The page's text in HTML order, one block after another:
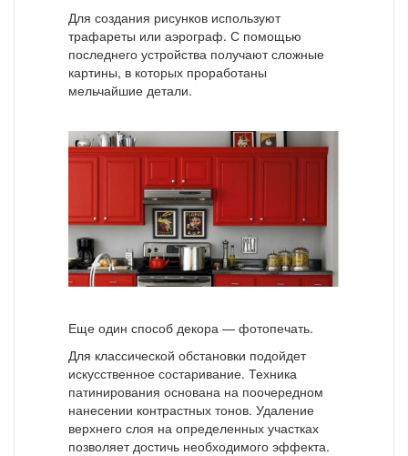
Для создания рисунков используют
трафареты или аэрограф. С помощью
последнего устройства получают сложные
картины, в которых проработаны
мельчайшие детали.
Еще один способ декора — фотопечать.
Для классической обстановки подойдет
искусственное состаривание. Техника
патинирования основана на поочередном
нанесении контрастных тонов. Удаление
верхнего слоя на определенных участках
позволяет достичь необходимого эффекта.